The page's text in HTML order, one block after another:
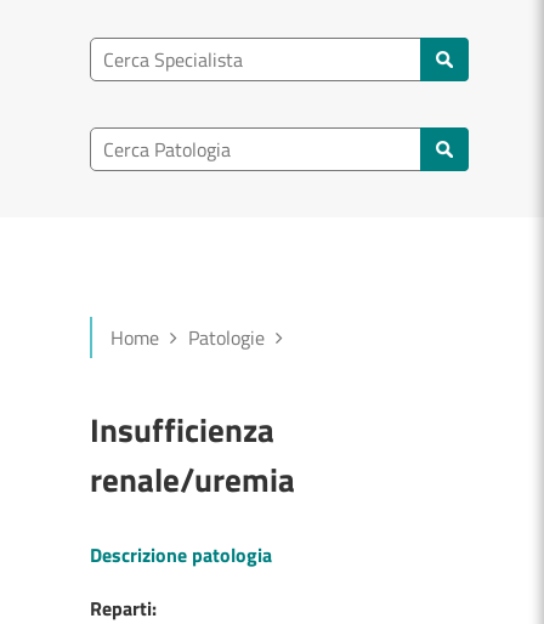
Ricerca specialisti
Ricerca nel patologia
Home Patologie
Insufficienza
renale/uremia
Descrizione patologia
Reparti: